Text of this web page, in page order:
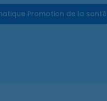
Promotion de la santé